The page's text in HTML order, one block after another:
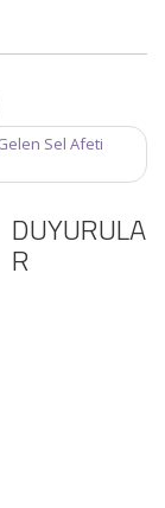
Sel Afeti
DUYURULA
R